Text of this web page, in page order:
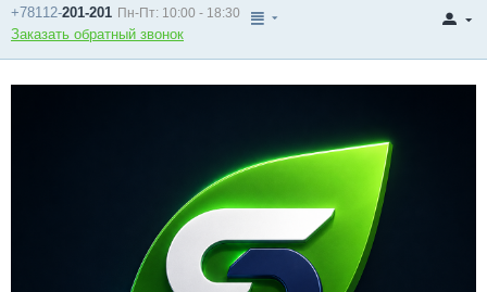
+78112-201-201 Пн-Пт: 10:00 - 18:30
Заказать обратный звонок